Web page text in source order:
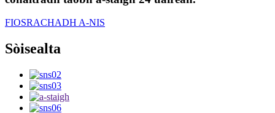
FIOSRACHADH A-NIS
Sòisealta